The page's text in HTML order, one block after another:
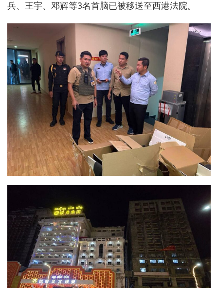
兵、王宇、邓辉等3名首脑已被移送至西港法院。